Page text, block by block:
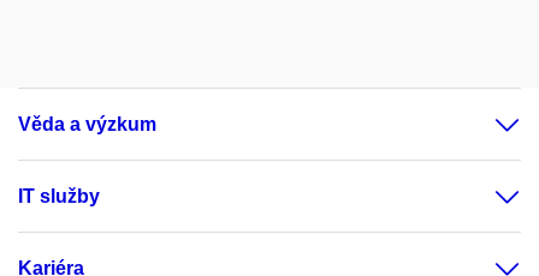
Věda a výzkum
IT služby
Kariéra